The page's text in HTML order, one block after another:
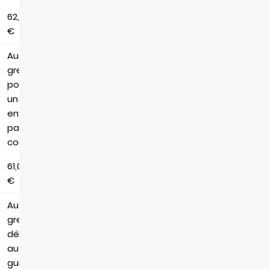
62,88
€
Au
greffe,
pour
un
envoi
par
courrier
61,06
€
Au
greffe,
délivrance
au
guichet